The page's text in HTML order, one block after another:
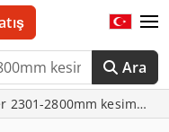
Ara
2301-2800mm kesim